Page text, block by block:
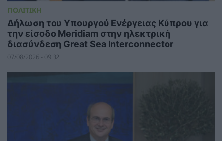
ΠΟΛΙΤΙΚΗ
Δήλωση του Υπουργού Ενέργειας Κύπρου για
την είσοδο Meridiam στην ηλεκτρική
διασύνδεση Great Sea Interconnector
07/08/2026 - 09:32